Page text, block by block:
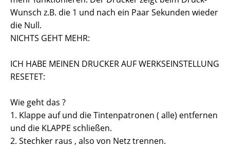
Wunsch z.B. die 1 und nach ein Paar Sekunden wieder
die Null.
NICHTS GEHT MEHR:
ICH HABE MEINEN DRUCKER AUF WERKSEINSTELLUNG
RESETET:
Wie geht das ?
1. Klappe auf und die Tintenpatronen ( alle) entfernen
und die KLAPPE schließen.
2. Stechker raus , also von Netz trennen.